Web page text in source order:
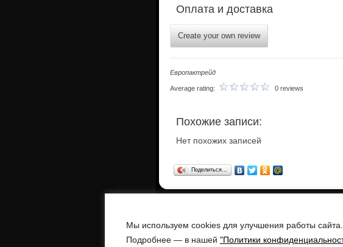
Мы используем cookies для улучшения работы
Подробнее — в нашей "Политики
Оплата и доставка
Create your own review
Европактрейд
Average rating: 0 reviews
Похожие записи:
Нет похожих записей
Поделиться…
Европактрейд -поставка технологического оборудования
г. Москва, ул. Остаповский проезд, д. 5, оф. 405